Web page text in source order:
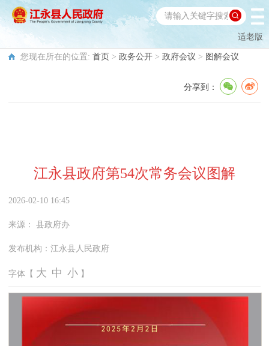
适老版
您现在所在的位置: 首页 > 政务公开 > 政府会议 > 图解会议
分享到：
江永县政府第54次常务会议图解
2026-02-10 16:45
来源： 县政府办
发布机构： 江永县人民政府
字体【 大 中 小 】